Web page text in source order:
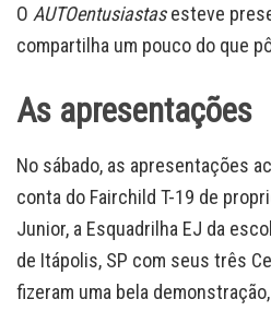
O AUTOentusiastasesteve
compartilha um pouco do que
As apresentações
No sábado, as apresentações
conta do Fairchild T-19 de
Junior, a Esquadrilha EJ da
de Itápolis, SP com seus três
fizeram uma bela